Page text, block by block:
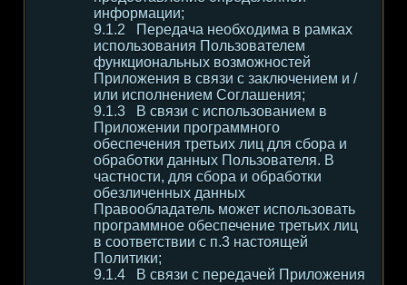
информации;
Передача необходима в рамках
использования Пользователем
функциональных возможностей
Приложения в связи с заключением и /
или исполнением Соглашения;
В связи с использованием в
Приложении программного
обеспечения третьих лиц для сбора и
обработки данных Пользователя. В
частности, для сбора и обработки
обезличенных данных
Правообладатель может использовать
программное обеспечение третьих лиц
в соответствии с п.3 настоящей
Политики;
В связи с передачей Приложения